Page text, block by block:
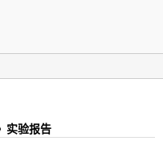
实验报告